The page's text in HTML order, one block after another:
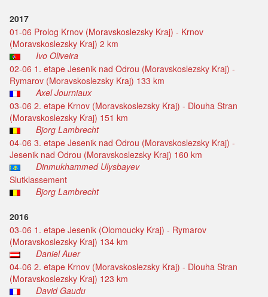
2017
01-06 Prolog Krnov (Moravskoslezsky Kraj) - Krnov
(Moravskoslezsky Kraj) 2 km
Ivo Oliveira
02-06 1. etape Jesenik nad Odrou (Moravskoslezsky Kraj) -
Rymarov (Moravskoslezsky Kraj) 133 km
Axel Journiaux
03-06 2. etape Krnov (Moravskoslezsky Kraj) - Dlouha Stran
(Moravskoslezsky Kraj) 151 km
Bjorg Lambrecht
04-06 3. etape Jesenik nad Odrou (Moravskoslezsky Kraj) -
Jesenik nad Odrou (Moravskoslezsky Kraj) 160 km
Dinmukhammed Ulysbayev
Slutklassement
Bjorg Lambrecht
2016
03-06 1. etape Jesenik (Olomoucky Kraj) - Rymarov
(Moravskoslezsky Kraj) 134 km
Daniel Auer
04-06 2. etape Krnov (Moravskoslezsky Kraj) - Dlouha Stran
(Moravskoslezsky Kraj) 123 km
David Gaudu